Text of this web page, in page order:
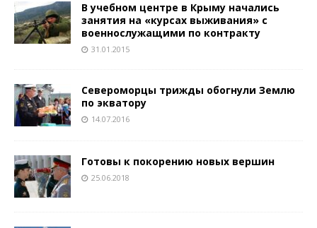
В учебном центре в Крыму начались
занятия на «курсах выживания» с
военнослужащими по контракту
31.01.2015
Североморцы трижды обогнули Землю
по экватору
14.07.2016
Готовы к покорению новых вершин
25.06.2018